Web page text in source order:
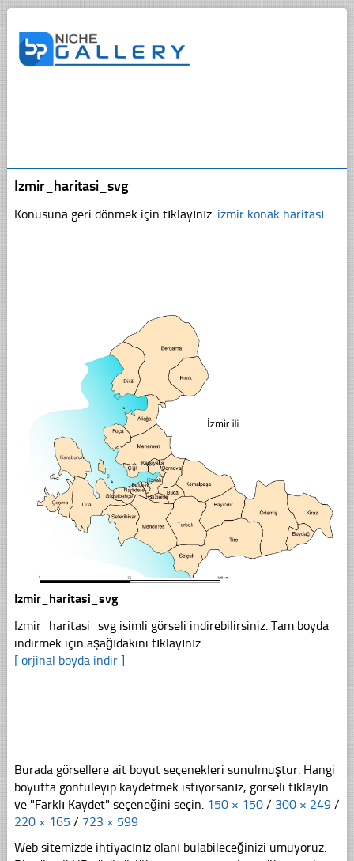
Izmir_haritasi_svg
Konusuna geri dönmek için tıklayınız. izmir konak haritası
Izmir_haritasi_svg
Izmir_haritasi_svg isimli görseli indirebilirsiniz. Tam boyda
indirmek için aşağıdakini tıklayınız.
[ orjinal boyda indir ]
Burada görsellere ait boyut seçenekleri sunulmuştur. Hangi
boyutta göntüleyip kaydetmek istiyorsanız, görseli tıklayın
ve "Farklı Kaydet" seçeneğini seçin. 150 × 150 / 300 × 249 /
220 × 165 / 723 × 599
Web sitemizde ihtiyacınız olanı bulabileceğinizi umuyoruz.